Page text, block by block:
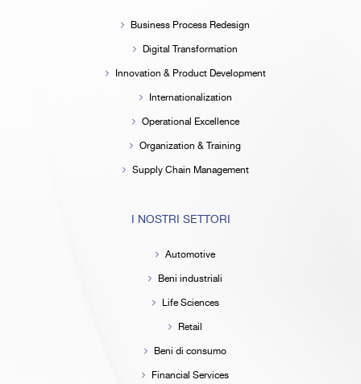
Business Process Redesign
Digital Transformation
Innovation & Product Development
Internationalization
Operational Excellence
Organization & Training
Supply Chain Management
I NOSTRI SETTORI
Automotive
Beni industriali
Life Sciences
Retail
Beni di consumo
Financial Services